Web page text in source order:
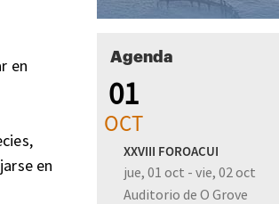
en
en
Agenda
01
OCT
XXVIII FOROACUI
jue, 01 oct - vie, 02 oct
Auditorio de O Grove